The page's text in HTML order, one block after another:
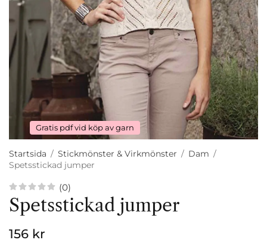
Gratis pdf vid köp av garn
Startsida / Stickmönster & Virkmönster / Dam /
Spetsstickad jumper
(0)
Spetsstickad jumper
156 kr